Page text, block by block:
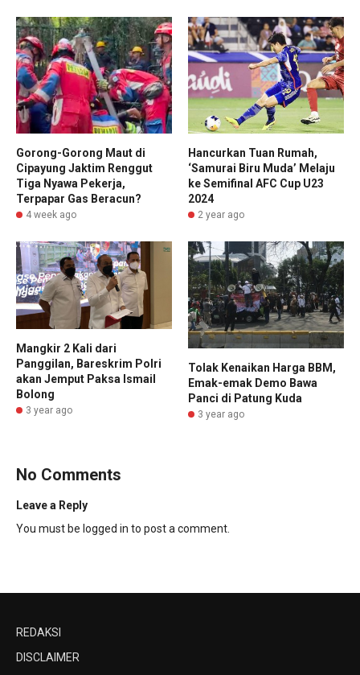
Gorong-Gorong Maut di
Cipayung Jaktim Renggut
Tiga Nyawa Pekerja,
Terpapar Gas Beracun?
4 week ago
Hancurkan Tuan Rumah,
‘Samurai Biru Muda’ Melaju
ke Semifinal AFC Cup U23
2024
2 year ago
Mangkir 2 Kali dari
Panggilan, Bareskrim Polri
akan Jemput Paksa Ismail
Bolong
3 year ago
Tolak Kenaikan Harga BBM,
Emak-emak Demo Bawa
Panci di Patung Kuda
3 year ago
No Comments
Leave a Reply
You must be logged in to post a comment.
REDAKSI
DISCLAIMER